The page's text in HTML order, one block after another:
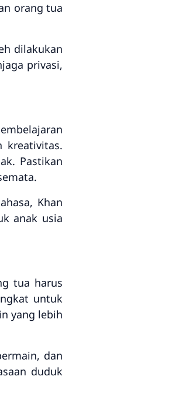
orang tua
dilakukan
privasi,
kreativitas.
Pastikan
Khan
anak usia
tua harus
untuk
yang lebih
dan
duduk